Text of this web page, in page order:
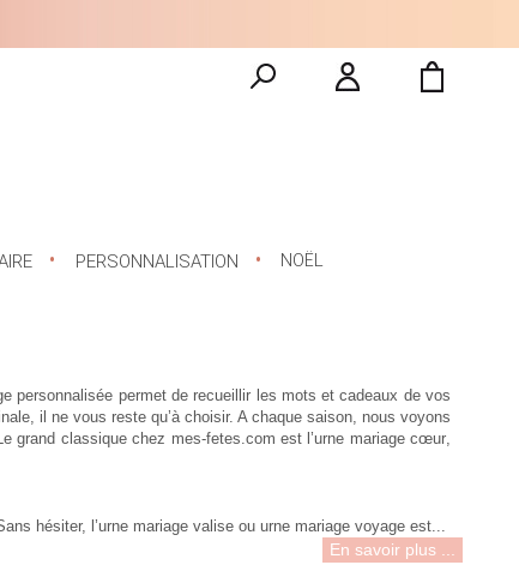
PERSONNALISATION NOËL
personnalisée permet de recueillir les mots et cadeaux de vos
il ne vous reste qu’à choisir. A chaque saison, nous voyons
grand classique chez mes-fetes.com est l’urne mariage cœur
hésiter, l’urne mariage valise ou urne mariage voyage est...
En savoir plus ...